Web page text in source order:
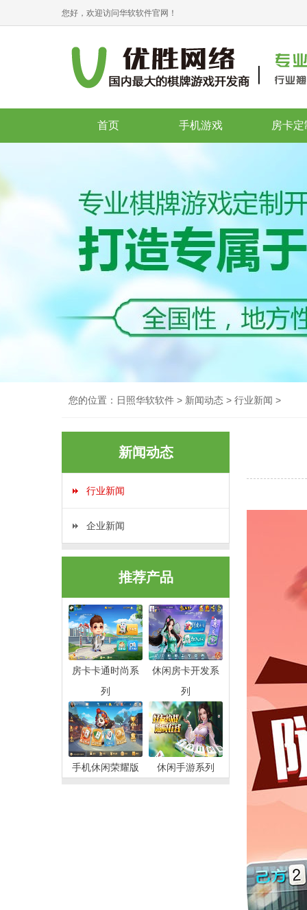
您好，欢迎访问华软软件官网！
首页 手机游戏 房卡定
您的位置： 日照华软软件 > 新闻动态 > 行业新闻 >
新闻动态
行业新闻
企业新闻
推荐产品
房卡卡通时尚系
列
休闲房卡开发系
列
手机休闲荣耀版 休闲手游系列